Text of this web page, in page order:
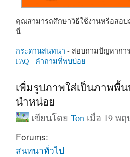
คุณสามารถศึกษาวิธีใช้งานหรือสอบ
นี่
กระดานสนทนา - สอบถามปัญหาการ
FAQ - คำถามที่พบบ่อย
เพื่มรูปภาพใส่เป็นภาพพื้น
นำหน่อย
เขียนโดยTon เมื่อ 19 พ
Forums:
สนทนาทั่วไป